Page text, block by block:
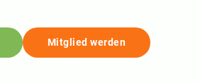
Mitglied werden